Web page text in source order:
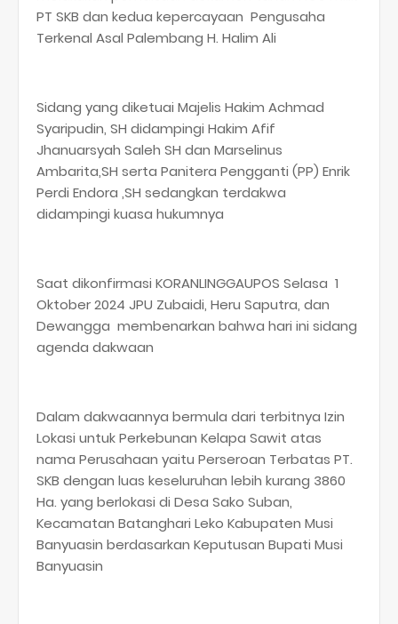
PT SKB dan kedua kepercayaan Pengusaha
Terkenal Asal Palembang H. Halim Ali
Sidang yang diketuai Majelis Hakim Achmad
Syaripudin, SH didampingi Hakim Afif
Jhanuarsyah Saleh SH dan Marselinus
Ambarita,SH serta Panitera Pengganti (PP) Enrik
Perdi Endora ,SH sedangkan terdakwa
didampingi kuasa hukumnya
Saat dikonfirmasi KORANLINGGAUPOS Selasa 1
Oktober 2024 JPU Zubaidi, Heru Saputra, dan
Dewangga membenarkan bahwa hari ini sidang
agenda dakwaan
Dalam dakwaannya bermula dari terbitnya Izin
Lokasi untuk Perkebunan Kelapa Sawit atas
nama Perusahaan yaitu Perseroan Terbatas PT.
SKB dengan luas keseluruhan lebih kurang 3860
Ha. yang berlokasi di Desa Sako Suban,
Kecamatan Batanghari Leko Kabupaten Musi
Banyuasin berdasarkan Keputusan Bupati Musi
Banyuasin